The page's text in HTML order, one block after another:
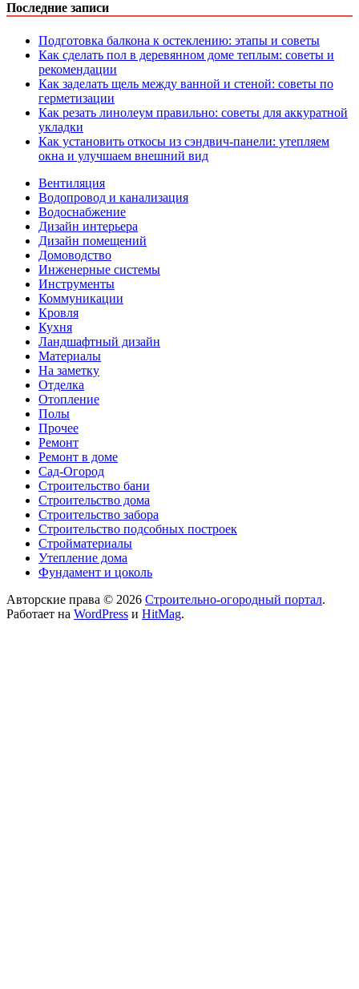
Последние записи
Подготовка балкона к остеклению: этапы и советы
Как сделать пол в деревянном доме теплым: советы и
рекомендации
Как заделать щель между ванной и стеной: советы по
герметизации
Как резать линолеум правильно: советы для аккуратной
укладки
Как установить откосы из сэндвич-панели: утепляем
окна и улучшаем внешний вид
Вентиляция
Водопровод и канализация
Водоснабжение
Дизайн интерьера
Дизайн помещений
Домоводство
Инженерные системы
Инструменты
Коммуникации
Кровля
Кухня
Ландшафтный дизайн
Материалы
На заметку
Отделка
Отопление
Полы
Прочее
Ремонт
Ремонт в доме
Сад-Огород
Строительство бани
Строительство дома
Строительство забора
Строительство подсобных построек
Стройматериалы
Утепление дома
Фундамент и цоколь
Авторские права © 2026 Строительно-огородный портал.
Работает на WordPress и HitMag.